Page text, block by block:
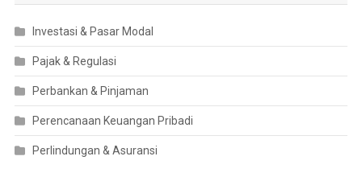
Investasi & Pasar Modal
Pajak & Regulasi
Perbankan & Pinjaman
Perencanaan Keuangan Pribadi
Perlindungan & Asuransi